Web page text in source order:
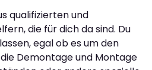
qualifizierten und
die für dich da sind. Du
egal ob es um den
Demontage und Montage